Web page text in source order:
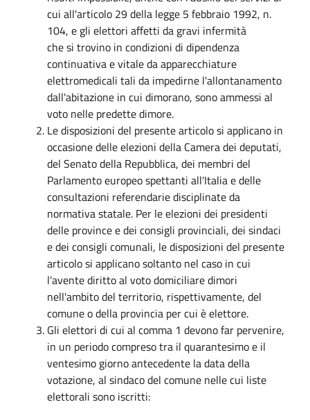
cui all'articolo 29 della legge 5 febbraio 1992, n.
104, e gli elettori affetti da gravi infermità
che si trovino in condizioni di dipendenza
continuativa e vitale da apparecchiature
elettromedicali tali da impedirne l'allontanamento
dall'abitazione in cui dimorano, sono ammessi al
voto nelle predette dimore.
Le disposizioni del presente articolo si applicano in
occasione delle elezioni della Camera dei deputati,
del Senato della Repubblica, dei membri del
Parlamento europeo spettanti all'Italia e delle
consultazioni referendarie disciplinate da
normativa statale. Per le elezioni dei presidenti
delle province e dei consigli provinciali, dei sindaci
e dei consigli comunali, le disposizioni del presente
articolo si applicano soltanto nel caso in cui
l'avente diritto al voto domiciliare dimori
nell'ambito del territorio, rispettivamente, del
comune o della provincia per cui è elettore.
Gli elettori di cui al comma 1 devono far pervenire,
in un periodo compreso tra il quarantesimo e il
ventesimo giorno antecedente la data della
votazione, al sindaco del comune nelle cui liste
elettorali sono iscritti: